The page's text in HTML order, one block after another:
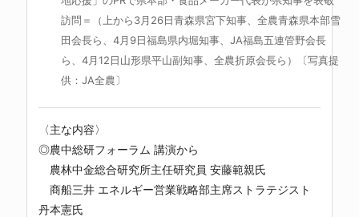
訪問＝（上から3月26日青森県宮下知事、全農青森県本部雪
田会長ら、4月9日福島県内堀知事、JA福島五連管野会長
ら、4月12日山形県平山副知事、全農折原会長ら）〔写真提
供：JA全農〕
〈主な内容〉
◎農中総研フォーラム 講演から
農林中金総合研究所主任研究員 安藤範親氏
商船三井 エネルギー営業戦略部主席ストラテジスト
丹本憲氏